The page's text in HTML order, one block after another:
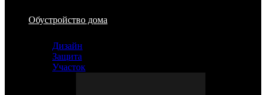
Обустройство дома
Дизайн
Защита
Участок